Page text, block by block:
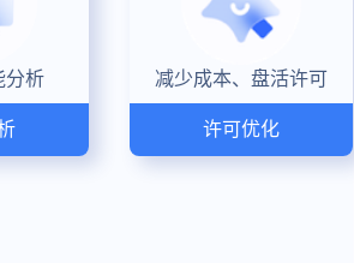
分析 减少成本、盘活许可
许可优化